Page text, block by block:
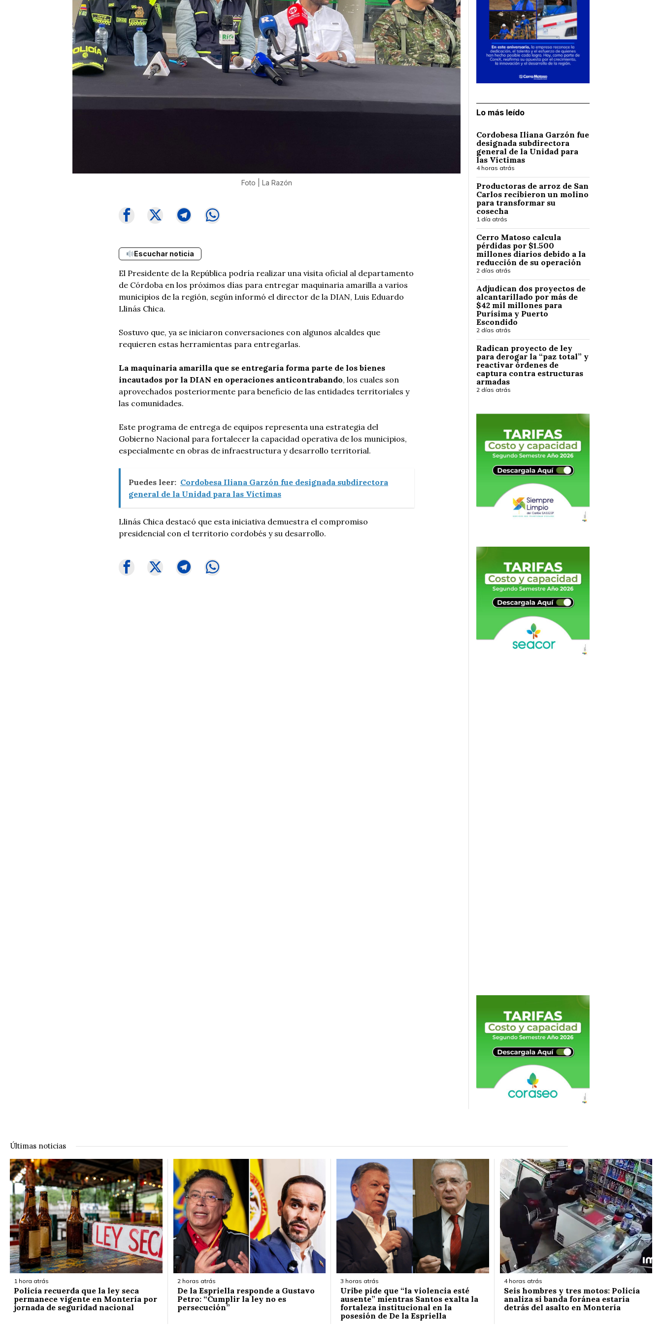
Foto | La Razón
Escuchar noticia
El Presidente de la República podría realizar una visita oficial al departamento
de Córdoba en los próximos días para entregar maquinaria amarilla a varios
municipios de la región, según informó el director de la DIAN, Luis Eduardo
Llinás Chica.
Sostuvo que, ya se iniciaron conversaciones con algunos alcaldes que
requieren estas herramientas para entregarlas.
La maquinaria amarilla que se entregaría forma parte de los bienes
incautados por la DIAN en operaciones anticontrabando, los cuales son
aprovechados posteriormente para beneficio de las entidades territoriales y
las comunidades.
Este programa de entrega de equipos representa una estrategia del
Gobierno Nacional para fortalecer la capacidad operativa de los municipios,
especialmente en obras de infraestructura y desarrollo territorial.
Puedes leer: Cordobesa Iliana Garzón fue designada subdirectora
general de la Unidad para las Víctimas
Llinás Chica destacó que esta iniciativa demuestra el compromiso
presidencial con el territorio cordobés y su desarrollo.
Lo más leído
Cordobesa Iliana Garzón fue
designada subdirectora
general de la Unidad para
las Víctimas
4 horas atrás
Productoras de arroz de San
Carlos recibieron un molino
para transformar su
cosecha
1 día atrás
Cerro Matoso calcula
pérdidas por $1.500
millones diarios debido a la
reducción de su operación
2 días atrás
Adjudican dos proyectos de
alcantarillado por más de
$42 mil millones para
Purísima y Puerto
Escondido
2 días atrás
Radican proyecto de ley
para derogar la “paz total” y
reactivar órdenes de
captura contra estructuras
armadas
2 días atrás
Últimas noticias
1 hora atrás
Policía recuerda que la ley seca
permanece vigente en Montería por
jornada de seguridad nacional
2 horas atrás
De la Espriella responde a Gustavo
Petro: “Cumplir la ley no es
persecución”
3 horas atrás
Uribe pide que “la violencia esté
ausente” mientras Santos exalta la
fortaleza institucional en la
posesión de De la Espriella
4 horas atrás
Seis hombres y tres motos: Policía
analiza si banda foránea estaría
detrás del asalto en Montería